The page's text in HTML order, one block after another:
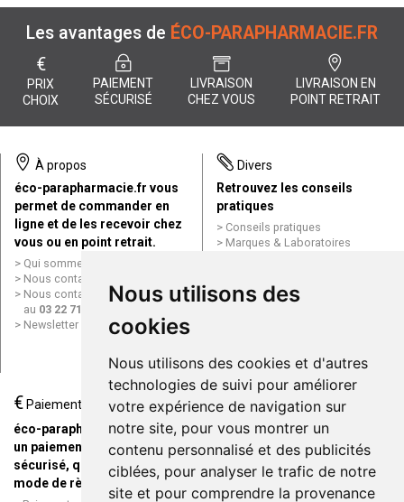
Nous utilisons des
cookies
Nous utilisons des cookies et d'autres
technologies de suivi pour améliorer
votre expérience de navigation sur
notre site, pour vous montrer un
contenu personnalisé et des publicités
ciblées, pour analyser le trafic de notre
site et pour comprendre la provenance
Les avantages de ÉCO-PARAPHARMACIE.FR
€
PRIX
CHOIX
PAIEMENT
SÉCURISÉ
LIVRAISON
CHEZ VOUS
LIVRAISON EN
POINT RETRAIT
À propos
éco-parapharmacie.fr vous
permet de commander en
ligne et de les recevoir chez
vous ou en point retrait.
Qui sommes nous ?
Nous contacter par e-mail
Nous contacter par téléphone
au 03 22 71 64 10
Newsletter
Divers
Retrouvez les conseils
pratiques
Conseils pratiques
Marques & Laboratoires
Mentions légales
Données personnelles
ligne
€Paiement
éco-parapharmacie.fr offre
un paiement entièrement
sécurisé, quel que soit le
mode de règlement
Livraison / Point retrait
Commandez en ligne et
recevez votre commande
rapidement chez vous ou en
point retrait